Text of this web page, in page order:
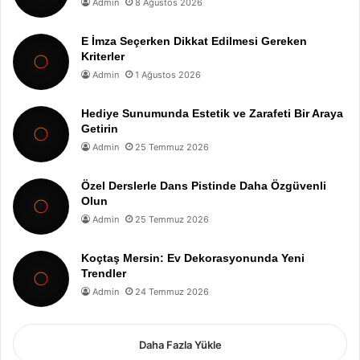
E İmza Seçerken Dikkat Edilmesi Gereken
Kriterler
Admin 1 Ağustos 2026
Hediye Sunumunda Estetik ve Zarafeti Bir Araya
Getirin
Admin 25 Temmuz 2026
Özel Derslerle Dans Pistinde Daha Özgüvenli
Olun
Admin 25 Temmuz 2026
Koçtaş Mersin: Ev Dekorasyonunda Yeni
Trendler
Admin 24 Temmuz 2026
Daha Fazla Yükle